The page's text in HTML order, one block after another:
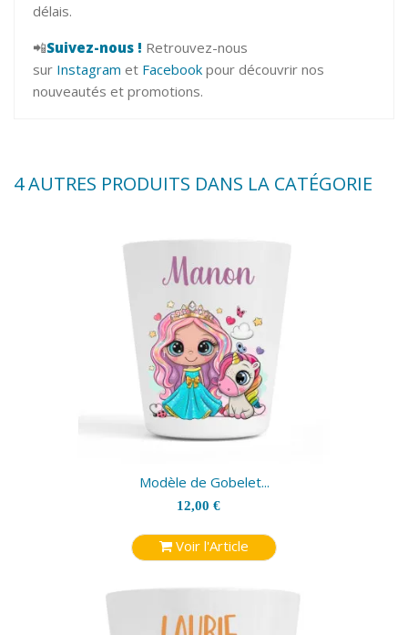
délais.
📲Suivez-nous ! Retrouvez-nous
sur Instagram et Facebook pour découvrir nos
nouveautés et promotions.
4 AUTRES PRODUITS DANS LA CATÉGORIE
Modèle de Gobelet...
12,00 €
Voir l'Article